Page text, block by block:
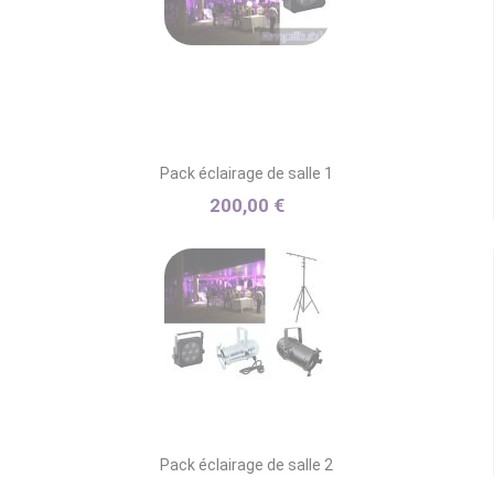
Pack éclairage de salle 1
200,00 €
Pack éclairage de salle 2